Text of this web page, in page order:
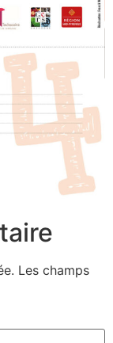
Les champs